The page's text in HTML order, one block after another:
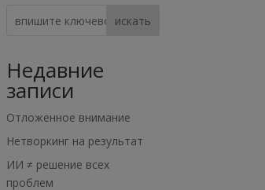
искать
Недавние
записи
Отложенное внимание
Нетворкинг на результат
ИИ ≠ решение всех
проблем